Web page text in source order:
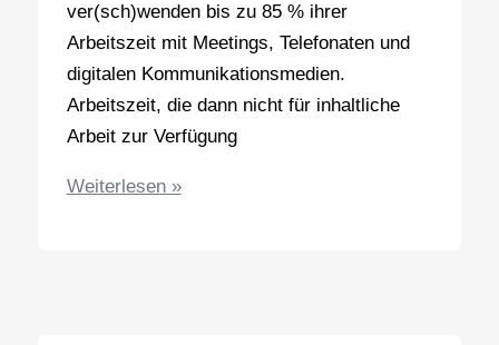
ver(sch)wenden bis zu 85 % ihrer
Arbeitszeit mit Meetings, Telefonaten und
digitalen Kommunikationsmedien.
Arbeitszeit, die dann nicht für inhaltliche
Arbeit zur Verfügung
Lernimpuls
Weiterlesen »